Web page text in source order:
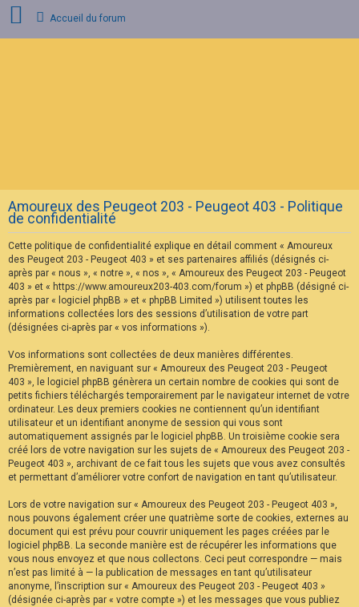
I
n
s
c
r
i
p
t
i
o
n
F
A
Q
Accueil du forum
Amoureux des Peugeot 203 - Peugeot 403 - Politique
de confidentialité
Cette politique de confidentialité explique en détail comment « Amoureux
des Peugeot 203 - Peugeot 403 » et ses partenaires affiliés (désignés ci-
après par « nous », « notre », « nos », « Amoureux des Peugeot 203 - Peugeot
403 » et « https://www.amoureux203-403.com/forum ») et phpBB (désigné ci-
après par « logiciel phpBB » et « phpBB Limited ») utilisent toutes les
informations collectées lors des sessions d’utilisation de votre part
(désignées ci-après par « vos informations »).
Vos informations sont collectées de deux manières différentes.
Premièrement, en naviguant sur « Amoureux des Peugeot 203 - Peugeot
403 », le logiciel phpBB génèrera un certain nombre de cookies qui sont de
petits fichiers téléchargés temporairement par le navigateur internet de votre
ordinateur. Les deux premiers cookies ne contiennent qu’un identifiant
utilisateur et un identifiant anonyme de session qui vous sont
automatiquement assignés par le logiciel phpBB. Un troisième cookie sera
créé lors de votre navigation sur les sujets de « Amoureux des Peugeot 203 -
Peugeot 403 », archivant de ce fait tous les sujets que vous avez consultés
et permettant d’améliorer votre confort de navigation en tant qu’utilisateur.
Lors de votre navigation sur « Amoureux des Peugeot 203 - Peugeot 403 »,
nous pouvons également créer une quatrième sorte de cookies, externes au
document qui est prévu pour couvrir uniquement les pages créées par le
logiciel phpBB. La seconde manière est de récupérer les informations que
vous nous envoyez et que nous collectons. Ceci peut correspondre — mais
n’est pas limité à — la publication de messages en tant qu’utilisateur
anonyme, l’inscription sur « Amoureux des Peugeot 203 - Peugeot 403 »
(désignée ci-après par « votre compte ») et les messages que vous publiez